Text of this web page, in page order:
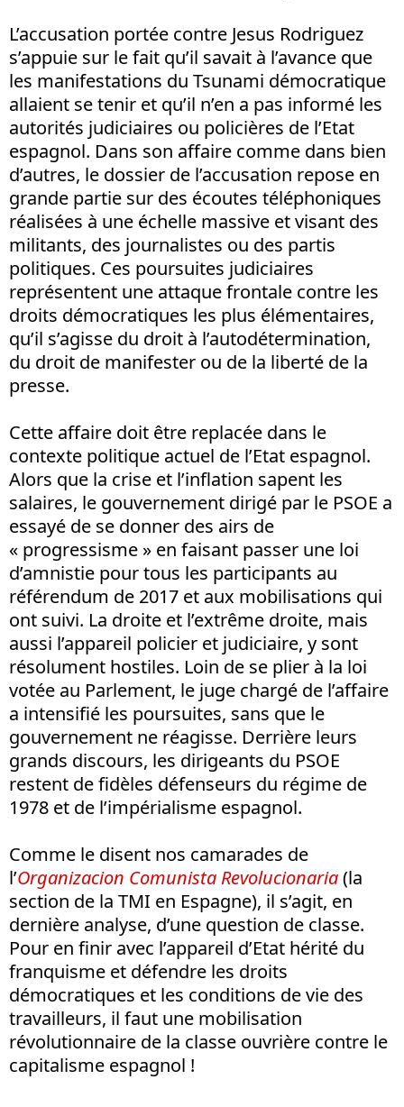
L’accusation portée contre Jesus Rodriguez
s’appuie sur le fait qu’il savait à l’avance que
les manifestations du Tsunami démocratique
allaient se tenir et qu’il n’en a pas informé les
autorités judiciaires ou policières de l’Etat
espagnol. Dans son affaire comme dans bien
d’autres, le dossier de l’accusation repose en
grande partie sur des écoutes téléphoniques
réalisées à une échelle massive et visant des
militants, des journalistes ou des partis
politiques. Ces poursuites judiciaires
représentent une attaque frontale contre les
droits démocratiques les plus élémentaires,
qu’il s’agisse du droit à l’autodétermination,
du droit de manifester ou de la liberté de la
presse.
Cette affaire doit être replacée dans le
contexte politique actuel de l’Etat espagnol.
Alors que la crise et l’inflation sapent les
salaires, le gouvernement dirigé par le PSOE a
essayé de se donner des airs de
« progressisme » en faisant passer une loi
d’amnistie pour tous les participants au
référendum de 2017 et aux mobilisations qui
ont suivi. La droite et l’extrême droite, mais
aussi l’appareil policier et judiciaire, y sont
résolument hostiles. Loin de se plier à la loi
votée au Parlement, le juge chargé de l’affaire
a intensifié les poursuites, sans que le
gouvernement ne réagisse. Derrière leurs
grands discours, les dirigeants du PSOE
restent de fidèles défenseurs du régime de
1978 et de l’impérialisme espagnol.
Comme le disent nos camarades de
l’Organizacion Comunista Revolucionaria(la
section de la TMI en Espagne), il s’agit, en
dernière analyse, d’une question de classe.
Pour en finir avec l’appareil d’Etat hérité du
franquisme et défendre les droits
démocratiques et les conditions de vie des
travailleurs, il faut une mobilisation
révolutionnaire de la classe ouvrière contre le
capitalisme espagnol !